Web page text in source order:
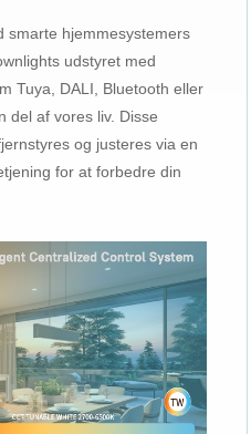
smarte hjemmesystemers
udstyret med
Tuya, DALI, Bluetooth eller
del af vores liv. Disse
og justeres via en
for at forbedre din